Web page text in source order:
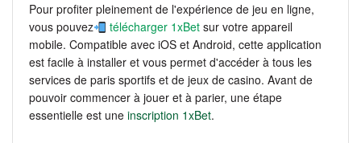
Pour profiter pleinement de l'expérience de jeu en ligne,
vous pouvez
télécharger 1xBet sur votre appareil
mobile. Compatible avec iOS et Android, cette application
est facile à installer et vous permet d'accéder à tous les
services de paris sportifs et de jeux de casino. Avant de
pouvoir commencer à jouer et à parier, une étape
essentielle est une inscription 1xBet.